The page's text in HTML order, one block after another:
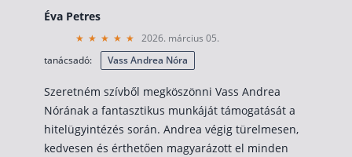
Éva Petres
2026. március 05.
tanácsadó:
Vass Andrea Nóra
Szeretném szívből megköszönni Vass Andrea
Nórának a fantasztikus munkáját támogatását a
hitelügyintézés során. Andrea végig türelmesen,
kedvesen és érthetően magyarázott el minden